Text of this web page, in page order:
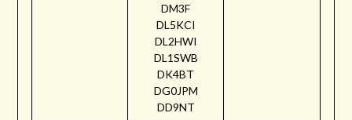
DM3F
DL5KCI
DL2HWI
DL1SWB
DK4BT
DG0JPM
DD9NT